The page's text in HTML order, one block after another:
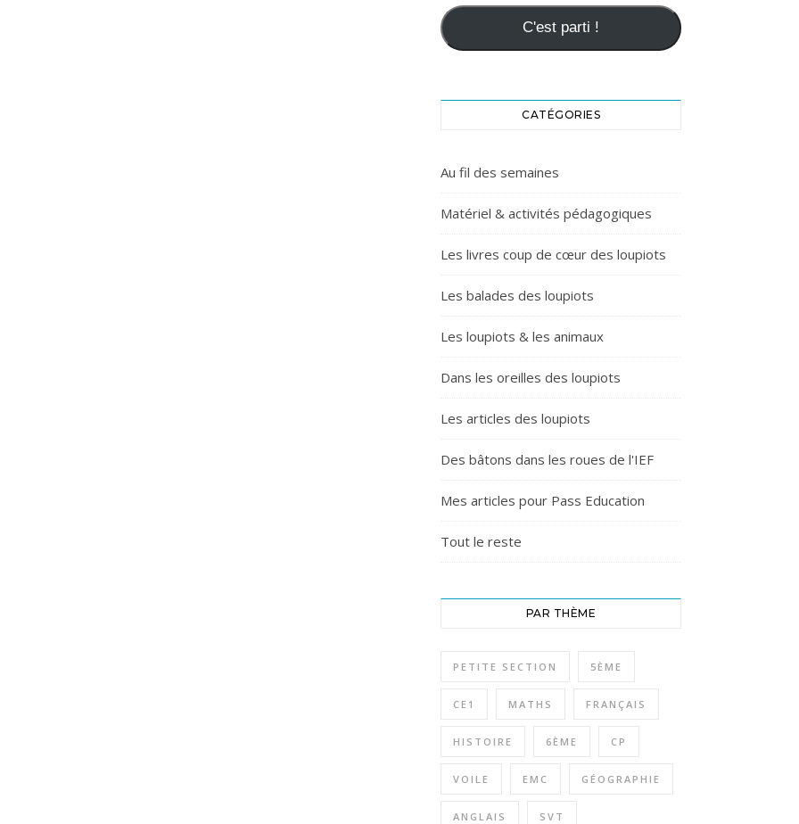
C'est parti !
CATÉGORIES
Au fil des semaines
Matériel & activités pédagogiques
Les livres coup de cœur des loupiots
Les balades des loupiots
Les loupiots & les animaux
Dans les oreilles des loupiots
Les articles des loupiots
Des bâtons dans les roues de l'IEF
Mes articles pour Pass Education
Tout le reste
PAR THÈME
PETITE SECTION 5ÈME
CE1 MATHS FRANÇAIS
HISTOIRE 6ÈME CP
VOILE EMC GÉOGRAPHIE
ANGLAIS SVT